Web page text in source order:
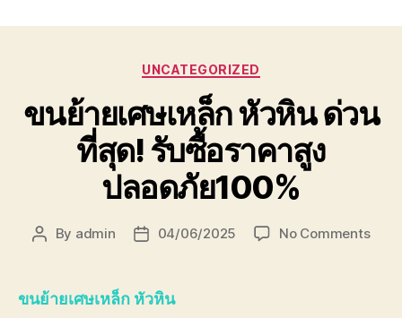
หัวหิน
ชั่วโมง
โทร
0888000456
Categories
UNCATEGORIZED
ขนย้ายเศษเหล็ก หัวหิน ด่วน
ที่สุด! รับซื้อราคาสูง
ปลอดภัย100%
Post
By admin
Post04/06/2025 No Commentson
ขนย้ายเศษเหล็ก หัวหิน